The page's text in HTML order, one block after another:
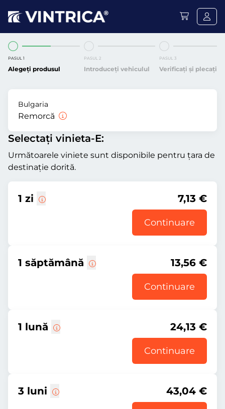
PASUL 1
Alegeți produsul
PASUL 2
Introduceți vehiculul
PASUL 3
Verificați și plecați
Bulgaria
Remorcă
Selectați vinieta-E:
Următoarele viniete sunt disponibile pentru țara de
destinație dorită.
1 zi 7,13 €
Continuare
1 săptămână 13,56 €
Continuare
1 lună 24,13 €
Continuare
3 luni 43,04 €